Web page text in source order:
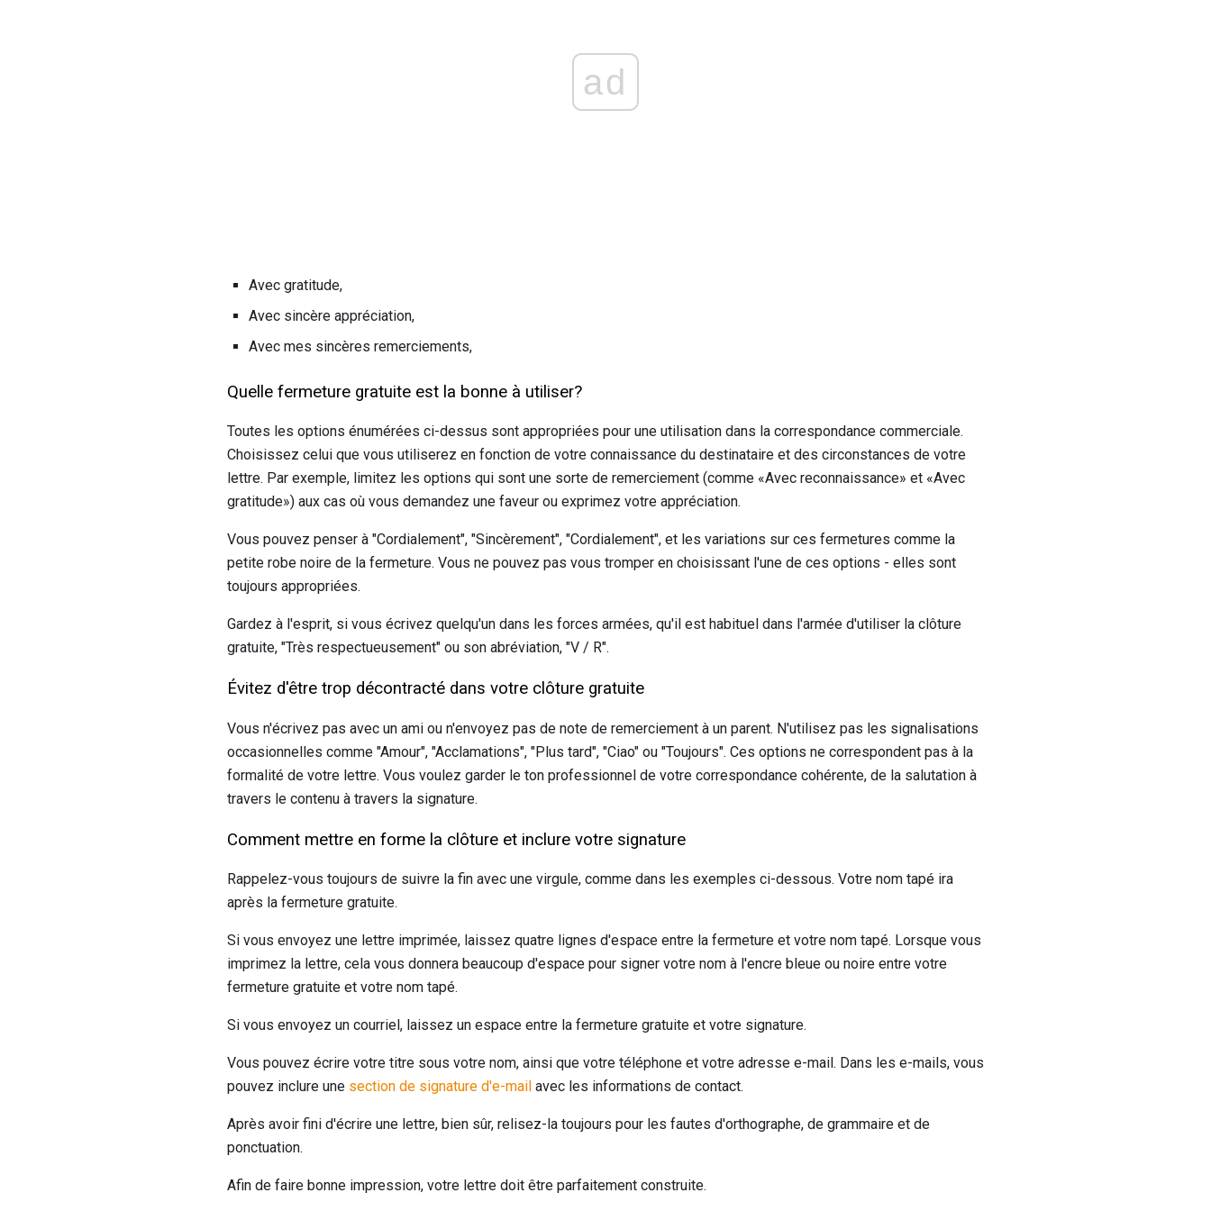
ad
Avec gratitude,
Avec sincère appréciation,
Avec mes sincères remerciements,
Quelle fermeture gratuite est la bonne à utiliser?
Toutes les options énumérées ci-dessus sont appropriées pour une utilisation dans la correspondance commerciale.
Choisissez celui que vous utiliserez en fonction de votre connaissance du destinataire et des circonstances de votre
lettre. Par exemple, limitez les options qui sont une sorte de remerciement (comme «Avec reconnaissance» et «Avec
gratitude») aux cas où vous demandez une faveur ou exprimez votre appréciation.
Vous pouvez penser à "Cordialement", "Sincèrement", "Cordialement", et les variations sur ces fermetures comme la
petite robe noire de la fermeture. Vous ne pouvez pas vous tromper en choisissant l'une de ces options - elles sont
toujours appropriées.
Gardez à l'esprit, si vous écrivez quelqu'un dans les forces armées, qu'il est habituel dans l'armée d'utiliser la clôture
gratuite, "Très respectueusement" ou son abréviation, "V / R".
Évitez d'être trop décontracté dans votre clôture gratuite
Vous n'écrivez pas avec un ami ou n'envoyez pas de note de remerciement à un parent. N'utilisez pas les signalisations
occasionnelles comme "Amour", "Acclamations", "Plus tard", "Ciao" ou "Toujours". Ces options ne correspondent pas à la
formalité de votre lettre. Vous voulez garder le ton professionnel de votre correspondance cohérente, de la salutation à
travers le contenu à travers la signature.
Comment mettre en forme la clôture et inclure votre signature
Rappelez-vous toujours de suivre la fin avec une virgule, comme dans les exemples ci-dessous. Votre nom tapé ira
après la fermeture gratuite.
Si vous envoyez une lettre imprimée, laissez quatre lignes d'espace entre la fermeture et votre nom tapé. Lorsque vous
imprimez la lettre, cela vous donnera beaucoup d'espace pour signer votre nom à l'encre bleue ou noire entre votre
fermeture gratuite et votre nom tapé.
Si vous envoyez un courriel, laissez un espace entre la fermeture gratuite et votre signature.
Vous pouvez écrire votre titre sous votre nom, ainsi que votre téléphone et votre adresse e-mail. Dans les e-mails, vous
pouvez inclure une section de signature d'e-mail avec les informations de contact.
Après avoir fini d'écrire une lettre, bien sûr, relisez-la toujours pour les fautes d'orthographe, de grammaire et de
ponctuation.
Afin de faire bonne impression, votre lettre doit être parfaitement construite.